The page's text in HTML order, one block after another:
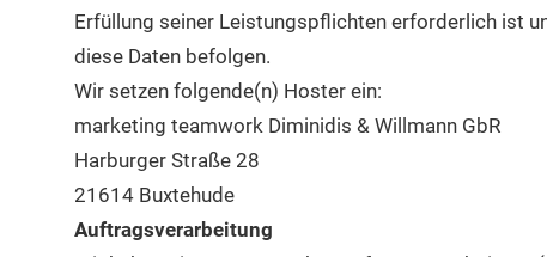
Erfüllung seiner Leistungspflichten erforderlich ist
diese Daten befolgen.
Wir setzen folgende(n) Hoster ein:
marketing teamwork Diminidis & Willmann GbR
Harburger Straße 28
21614 Buxtehude
Auftragsverarbeitung